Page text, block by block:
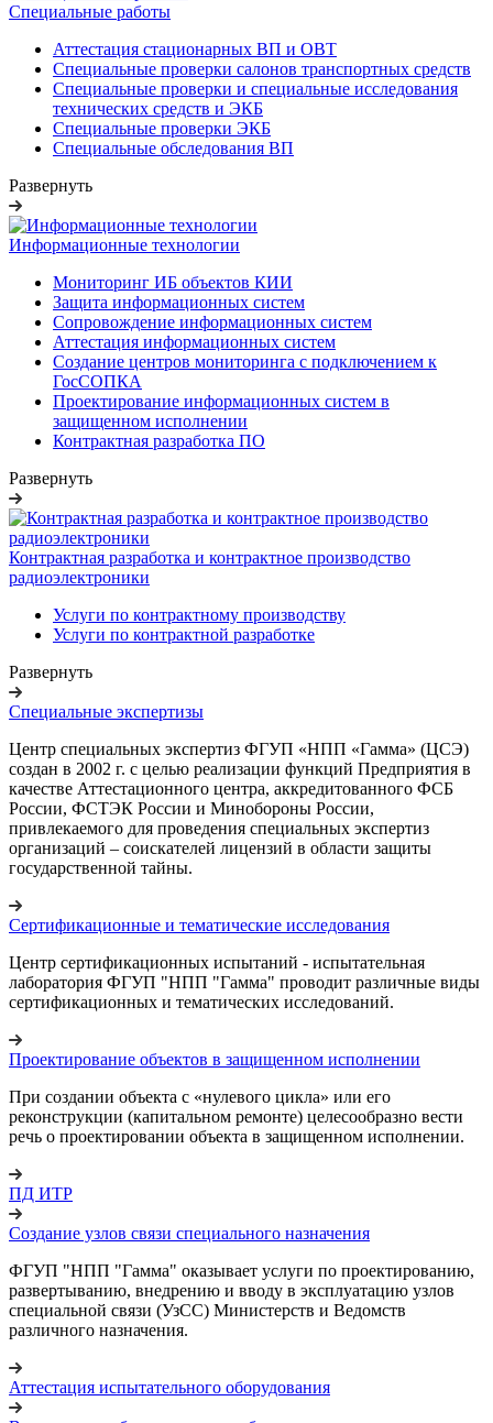
Специальные работы
Аттестация стационарных ВП и ОВТ
Специальные проверки салонов транспортных средств
Специальные проверки и специальные исследования
технических средств и ЭКБ
Специальные проверки ЭКБ
Специальные обследования ВП
Развернуть
Информационные технологии
Мониторинг ИБ объектов КИИ
Защита информационных систем
Сопровождение информационных систем
Аттестация информационных систем
Создание центров мониторинга с подключением к
ГосСОПКА
Проектирование информационных систем в
защищенном исполнении
Контрактная разработка ПО
Развернуть
Контрактная разработка и контрактное производство
радиоэлектроники
Услуги по контрактному производству
Услуги по контрактной разработке
Развернуть
Специальные экспертизы
Центр специальных экспертиз ФГУП «НПП «Гамма» (ЦСЭ)
создан в 2002 г. с целью реализации функций Предприятия в
качестве Аттестационного центра, аккредитованного ФСБ
России, ФСТЭК России и Минобороны России,
привлекаемого для проведения специальных экспертиз
организаций – соискателей лицензий в области защиты
государственной тайны.
Сертификационные и тематические исследования
Центр сертификационных испытаний - испытательная
лаборатория ФГУП "НПП "Гамма" проводит различные виды
сертификационных и тематических исследований.
Проектирование объектов в защищенном исполнении
При создании объекта с «нулевого цикла» или его
реконструкции (капитальном ремонте) целесообразно вести
речь о проектировании объекта в защищенном исполнении.
ПД ИТР
Создание узлов связи специального назначения
ФГУП "НПП "Гамма" оказывает услуги по проектированию,
развертыванию, внедрению и вводу в эксплуатацию узлов
специальной связи (УзСС) Министерств и Ведомств
различного назначения.
Аттестация испытательного оборудования